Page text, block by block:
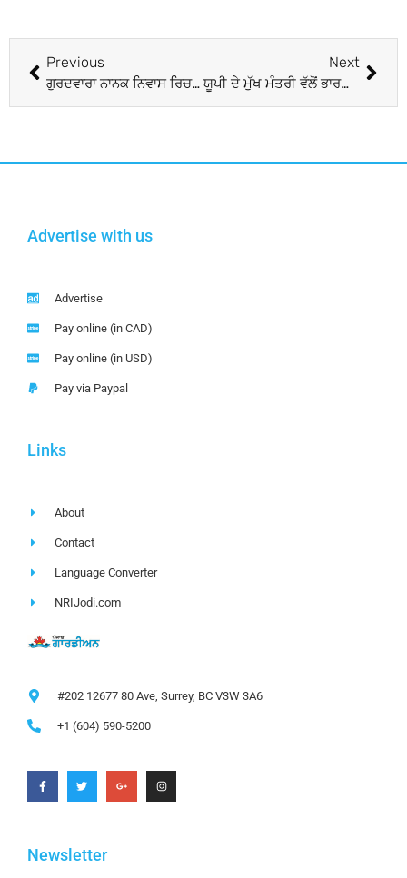
Previous
ਗੁਰਦਵਾਰਾ ਨਾਨਕ ਨਿਵਾਸ ਰਿਚਮੰਡ ਵਿਖੇ ਯੂਨੀਵਰਸਿਟੀ ਦੇ ਵਿਿਦਆਰਥੀਆਂ ਨੂੰ ਦਿੱਤੀ ਸਿੱਖ ਧਰਮ ਜਾਣਕਾਰੀ
Next
ਯੂਪੀ ਦੇ ਮੁੱਖ ਮੰਤਰੀ ਵੱਲੋਂ ਭਾਰਤੀ ਸੈਨਾ ਨੂੰ ‘ਮੋਦੀ ਸੈਨਾ ਆਖਣ ਦਾ ਵਿਵਾਦਤ ਬਿਆਨ
Advertise with us
Advertise
Pay online (in CAD)
Pay online (in USD)
Pay via Paypal
Links
About
Contact
Language Converter
NRIJodi.com
#202 12677 80 Ave, Surrey, BC V3W 3A6
+1 (604) 590-5200
Newsletter